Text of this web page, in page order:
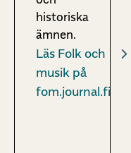
historiska
ämnen.
Läs Folk och
musik på
fom.journal.fi